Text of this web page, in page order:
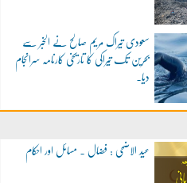
سعودی تیراک مریم صالح نے الخبر سے
بحرین تک تیراکی کا تاریخی کارنامہ سرانجام
دیا۔
عید الاضحی : فضال ۔ مسائل اور احکام